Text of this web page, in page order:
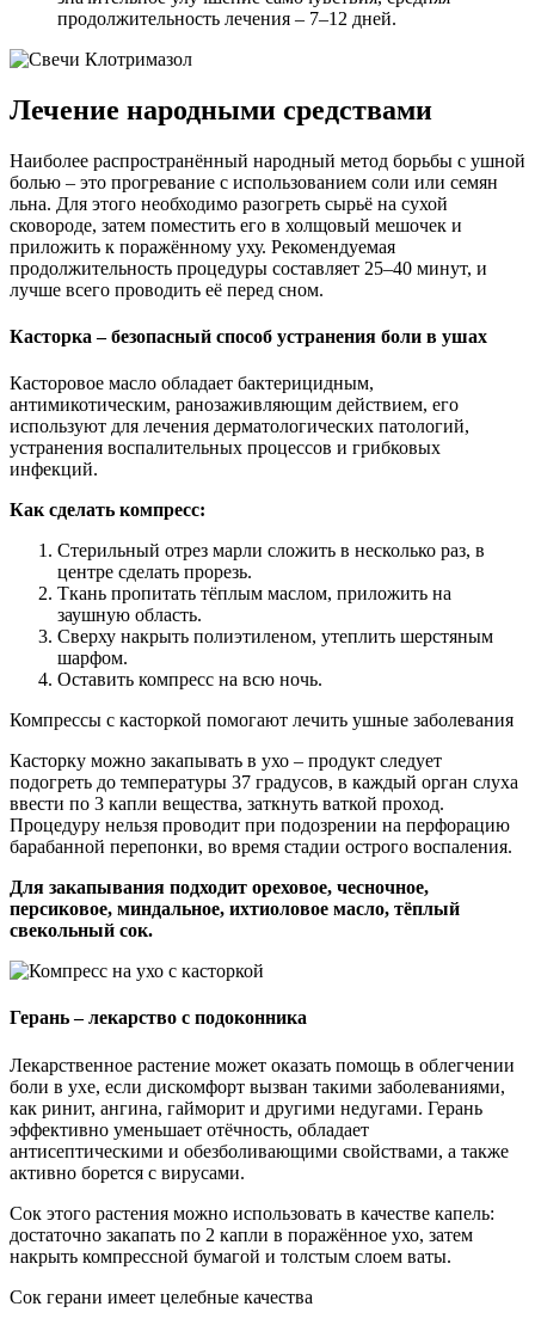
продолжительность лечения – 7–12 дней.
Лечение народными средствами
Наиболее распространённый народный метод борьбы с ушной
болью – это прогревание с использованием соли или семян
льна. Для этого необходимо разогреть сырьё на сухой
сковороде, затем поместить его в холщовый мешочек и
приложить к поражённому уху. Рекомендуемая
продолжительность процедуры составляет 25–40 минут, и
лучше всего проводить её перед сном.
Касторка – безопасный способ устранения боли в ушах
Касторовое масло обладает бактерицидным,
антимикотическим, ранозаживляющим действием, его
используют для лечения дерматологических патологий,
устранения воспалительных процессов и грибковых
инфекций.
Как сделать компресс:
Стерильный отрез марли сложить в несколько раз, в
центре сделать прорезь.
Ткань пропитать тёплым маслом, приложить на
заушную область.
Сверху накрыть полиэтиленом, утеплить шерстяным
шарфом.
Оставить компресс на всю ночь.
Компрессы с касторкой помогают лечить ушные заболевания
Касторку можно закапывать в ухо – продукт следует
подогреть до температуры 37 градусов, в каждый орган слуха
ввести по 3 капли вещества, заткнуть ваткой проход.
Процедуру нельзя проводит при подозрении на перфорацию
барабанной перепонки, во время стадии острого воспаления.
Для закапывания подходит ореховое, чесночное,
персиковое, миндальное, ихтиоловое масло, тёплый
свекольный сок.
Герань – лекарство с подоконника
Лекарственное растение может оказать помощь в облегчении
боли в ухе, если дискомфорт вызван такими заболеваниями,
как ринит, ангина, гайморит и другими недугами. Герань
эффективно уменьшает отёчность, обладает
антисептическими и обезболивающими свойствами, а также
активно борется с вирусами.
Сок этого растения можно использовать в качестве капель:
достаточно закапать по 2 капли в поражённое ухо, затем
накрыть компрессной бумагой и толстым слоем ваты.
Сок герани имеет целебные качества